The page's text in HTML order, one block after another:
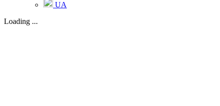
UA
Loading ...